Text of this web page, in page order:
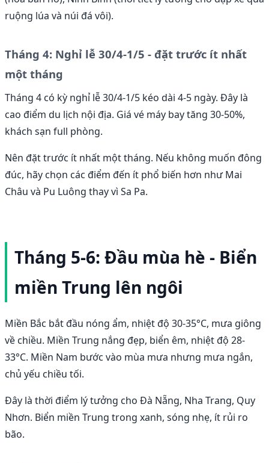
ruộng lúa và núi đá vôi).
Tháng 4: Nghỉ lễ 30/4-1/5 - đặt trước ít nhất
một tháng
Tháng 4 có kỳ nghỉ lễ 30/4-1/5 kéo dài 4-5 ngày. Đây là
cao điểm du lịch nội địa. Giá vé máy bay tăng 30-50%,
khách sạn full phòng.
Nên đặt trước ít nhất một tháng. Nếu không muốn đông
đúc, hãy chọn các điểm đến ít phổ biến hơn như Mai
Châu và Pu Luông thay vì Sa Pa.
Tháng 5-6: Đầu mùa hè - Biển
miền Trung lên ngôi
Miền Bắc bắt đầu nóng ẩm, nhiệt độ 30-35°C, mưa giông
về chiều. Miền Trung nắng đẹp, biển êm, nhiệt độ 28-
33°C. Miền Nam bước vào mùa mưa nhưng mưa ngắn,
chủ yếu chiều tối.
Đây là thời điểm lý tưởng cho Đà Nẵng, Nha Trang, Quy
Nhơn. Biển miền Trung trong xanh, sóng nhẹ, ít rủi ro
bão.